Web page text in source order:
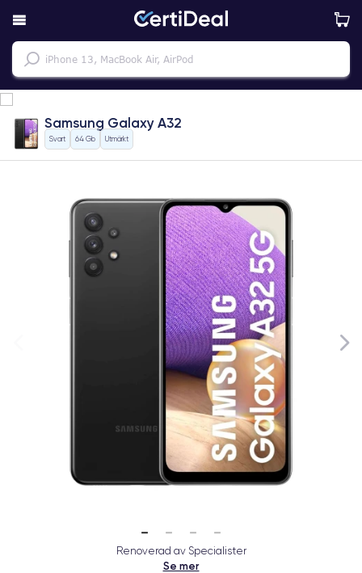
Samsung Galaxy A32
Svart 64 Gb Utmärkt
Renoverad av Specialister
Se mer